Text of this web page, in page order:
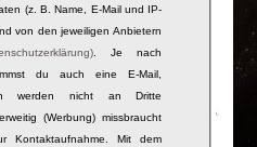
(z. B. Name, E-Mail und IP-
von den jeweiligen Anbietern
. Je nach
du auch eine E-Mail,
werden nicht an Dritte
(Werbung) missbraucht
Mit dem